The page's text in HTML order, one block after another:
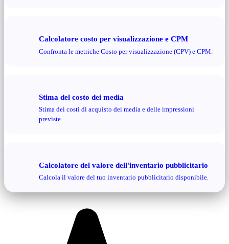
Calcolatore costo per visualizzazione e CPM
Confronta le metriche Costo per visualizzazione (CPV) e CPM.
Stima del costo dei media
Stima dei costi di acquisto dei media e delle impressioni
previste.
Calcolatore del valore dell'inventario pubblicitario
Calcola il valore del tuo inventario pubblicitario disponibile.